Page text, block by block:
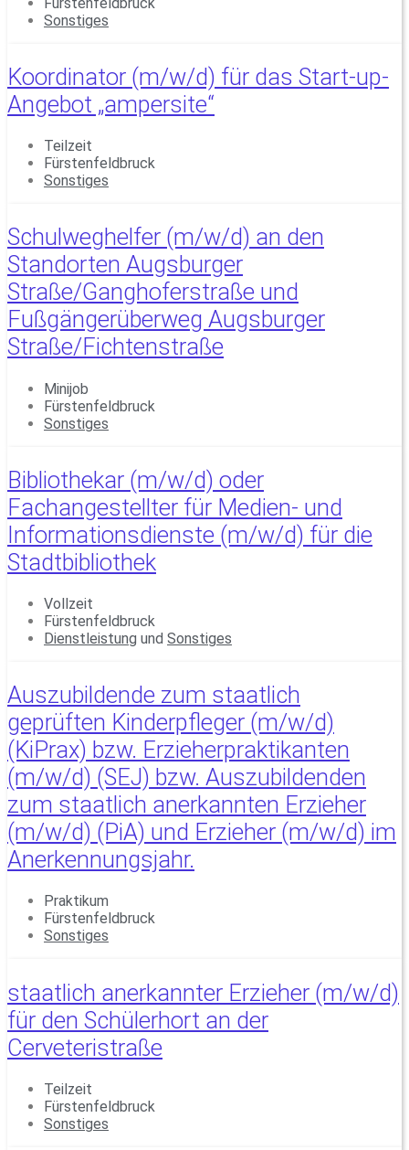
Sonstiges
Koordinator (m/w/d) für das Start-up-
Angebot „ampersite“
Teilzeit
Fürstenfeldbruck
Sonstiges
Schulweghelfer (m/w/d) an den
Standorten Augsburger
Straße/Ganghoferstraße und
Fußgängerüberweg Augsburger
Straße/Fichtenstraße
Minijob
Fürstenfeldbruck
Sonstiges
Bibliothekar (m/w/d) oder
Fachangestellter für Medien- und
Informationsdienste (m/w/d) für die
Stadtbibliothek
Vollzeit
Fürstenfeldbruck
Dienstleistung und Sonstiges
Auszubildende zum staatlich
geprüften Kinderpfleger (m/w/d)
(KiPrax) bzw. Erzieherpraktikanten
(m/w/d) (SEJ) bzw. Auszubildenden
zum staatlich anerkannten Erzieher
(m/w/d) (PiA) und Erzieher (m/w/d) im
Anerkennungsjahr.
Praktikum
Fürstenfeldbruck
Sonstiges
staatlich anerkannter Erzieher (m/w/d)
für den Schülerhort an der
Cerveteristraße
Teilzeit
Fürstenfeldbruck
Sonstiges